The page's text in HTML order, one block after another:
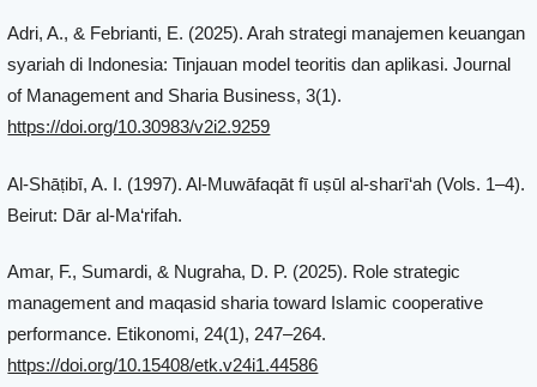
Adri, A., & Febrianti, E. (2025). Arah strategi manajemen keuangan
syariah di Indonesia: Tinjauan model teoritis dan aplikasi. Journal
of Management and Sharia Business, 3(1).
https://doi.org/10.30983/v2i2.9259
Al-Shāṭibī, A. I. (1997). Al-Muwāfaqāt fī uṣūl al-sharī‘ah (Vols. 1–4).
Beirut: Dār al-Ma‘rifah.
Amar, F., Sumardi, & Nugraha, D. P. (2025). Role strategic
management and maqasid sharia toward Islamic cooperative
performance. Etikonomi, 24(1), 247–264.
https://doi.org/10.15408/etk.v24i1.44586